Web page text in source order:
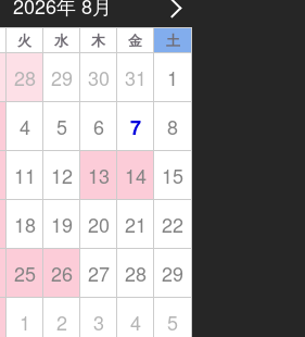
火 水 木 金 土
28 29 30 31
1
4 5 6 7
8
11 12 13 14
15
18 19 20 21
22
25 26 27 28 29
1 2 3 4 5